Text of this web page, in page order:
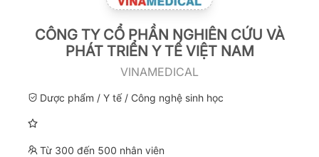
CÔNG TY CỔ PHẦN NGHIÊN CỨU VÀ
PHÁT TRIỂN Y TẾ VIỆT NAM
VINAMEDICAL
Dược phẩm / Y tế / Công nghệ sinh học
Từ 300 đến 500 nhân viên